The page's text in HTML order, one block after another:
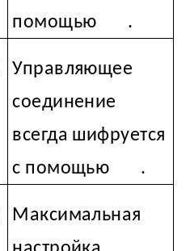
помощью
.
Управляющее
соединение
всегда шифруется
с помощью
.
Максимальная